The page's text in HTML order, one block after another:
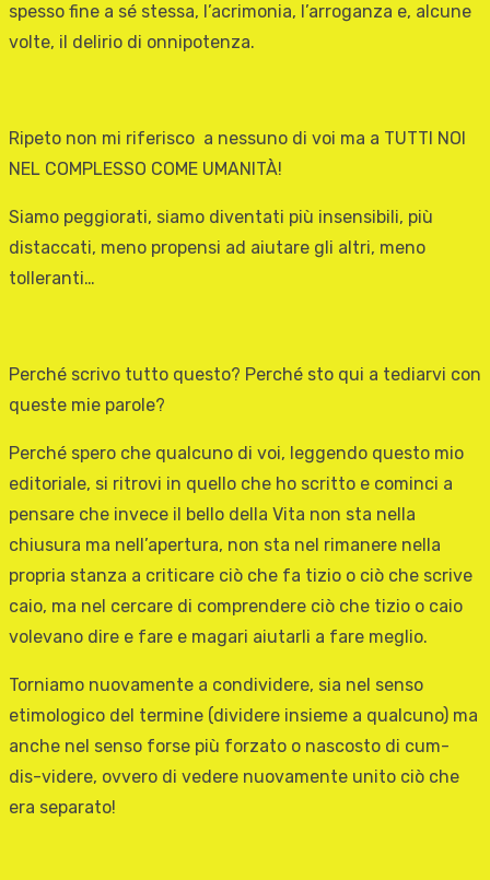
spesso fine a sé stessa, l’acrimonia, l’arroganza e, alcune
volte, il delirio di onnipotenza.
Ripeto non mi riferisco a nessuno di voi ma a TUTTI NOI
NEL COMPLESSO COME UMANITÀ!
Siamo peggiorati, siamo diventati più insensibili, più
distaccati, meno propensi ad aiutare gli altri, meno
tolleranti…
Perché scrivo tutto questo? Perché sto qui a tediarvi con
queste mie parole?
Perché spero che qualcuno di voi, leggendo questo mio
editoriale, si ritrovi in quello che ho scritto e cominci a
pensare che invece il bello della Vita non sta nella
chiusura ma nell’apertura, non sta nel rimanere nella
propria stanza a criticare ciò che fa tizio o ciò che scrive
caio, ma nel cercare di comprendere ciò che tizio o caio
volevano dire e fare e magari aiutarli a fare meglio.
Torniamo nuovamente a condividere, sia nel senso
etimologico del termine (dividere insieme a qualcuno) ma
anche nel senso forse più forzato o nascosto di cum-
dis-videre, ovvero di vedere nuovamente unito ciò che
era separato!